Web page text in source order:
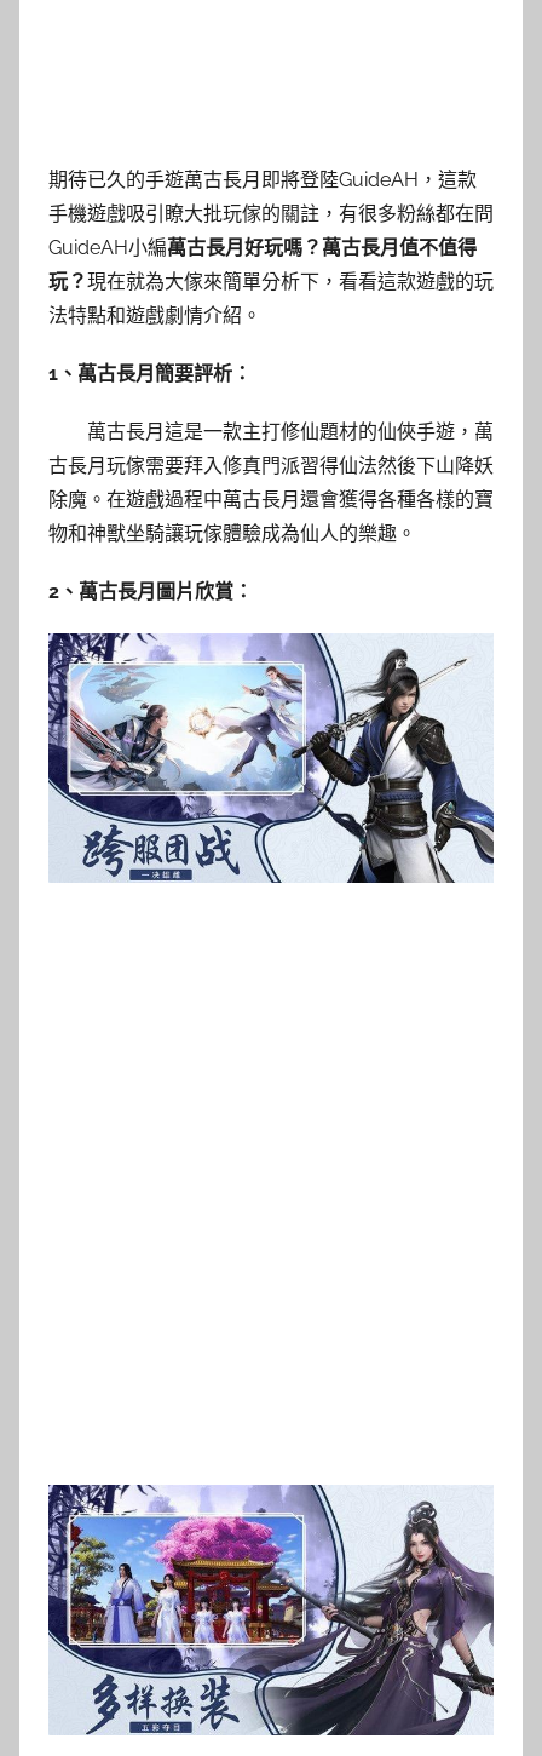
期待已久的手遊萬古長月即將登陸GuideAH，這款
手機遊戲吸引瞭大批玩傢的關註，有很多粉絲都在問
GuideAH小編萬古長月好玩嗎？萬古長月值不值得
玩？現在就為大傢來簡單分析下，看看這款遊戲的玩
法特點和遊戲劇情介紹。
1、萬古長月簡要評析：
萬古長月這是一款主打修仙題材的仙俠手遊，萬
古長月玩傢需要拜入修真門派習得仙法然後下山降妖
除魔。在遊戲過程中萬古長月還會獲得各種各樣的寶
物和神獸坐騎讓玩傢體驗成為仙人的樂趣。
2、萬古長月圖片欣賞：